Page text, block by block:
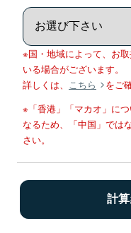
※国・地域によって、お
いる場合がございます。
詳しくは、
こちら
をご
※「香港」「マカオ」に
なるため、「中国」では
さい。